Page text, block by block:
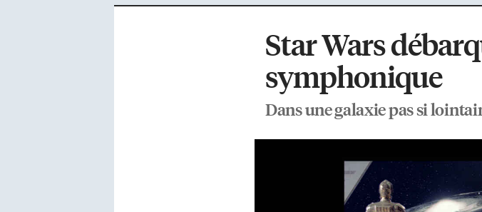
Star Wars
symphonique
Dans une galaxie pas si